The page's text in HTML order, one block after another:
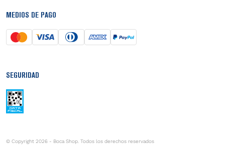
MEDIOS DE PAGO
SEGURIDAD
© Copyright 2026 - Boca Shop. Todos los derechos reservados